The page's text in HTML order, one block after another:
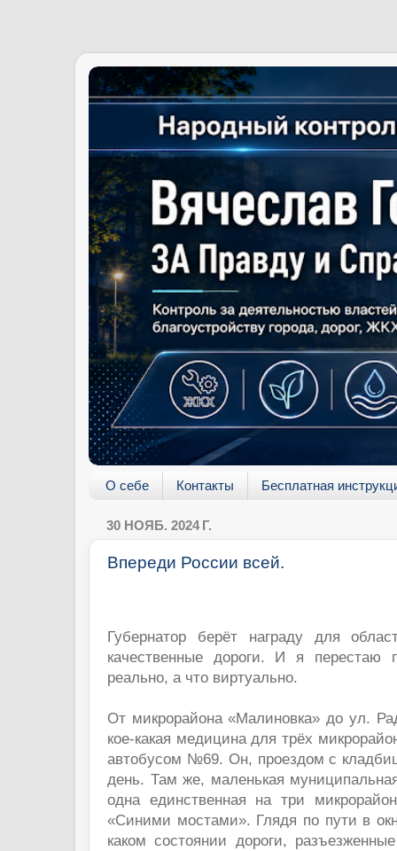
О себе Контакты Бесплатная
30 НОЯБ. 2024 Г.
Впереди России всей.
Губернатор берёт награду для
качественные дороги. И я перестаю
реально, а что виртуально.
От микрорайона «Малиновка» до ул.
кое-какая медицина для трёх
автобусом №69. Он, проездом с
день. Там же, маленькая
одна единственная на три
«Синими мостами». Глядя по пути в
каком состоянии дороги,